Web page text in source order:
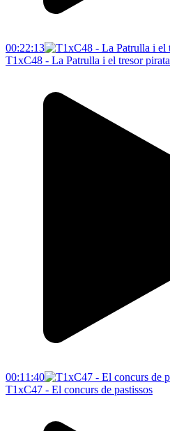
00:22:13
T1xC48 - La Patrulla i el tresor pirata
00:11:40
T1xC47 - El concurs de pastissos